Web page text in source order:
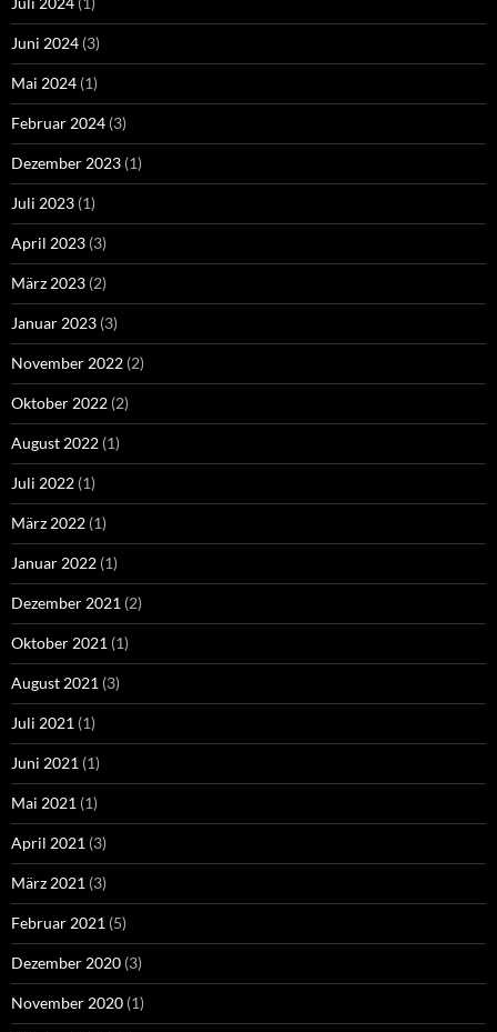
Juni 2024 (3)
Mai 2024 (1)
Februar 2024 (3)
Dezember 2023 (1)
Juli 2023 (1)
April 2023 (3)
März 2023 (2)
Januar 2023 (3)
November 2022 (2)
Oktober 2022 (2)
August 2022 (1)
Juli 2022 (1)
März 2022 (1)
Januar 2022 (1)
Dezember 2021 (2)
Oktober 2021 (1)
August 2021 (3)
Juli 2021 (1)
Juni 2021 (1)
Mai 2021 (1)
April 2021 (3)
März 2021 (3)
Februar 2021 (5)
Dezember 2020 (3)
November 2020 (1)